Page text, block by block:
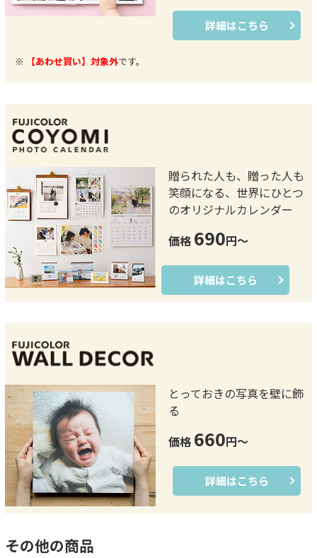
詳細はこちら
※ 【あわせ買い】対象外です。
贈られた人も、贈った人も
笑顔になる、世界にひとつ
のオリジナルカレンダー
価格 690円～
詳細はこちら
とっておきの写真を壁に飾
る
価格 660円～
詳細はこちら
その他の商品